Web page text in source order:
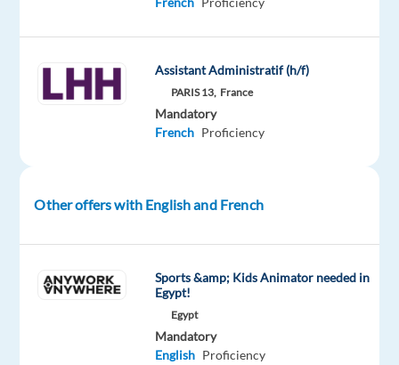
et
évaluation
recherche
conseiller
H/F
à
Assistant Administratif (h/f)
PARIS 13, France
Mandatory
French Proficiency
Other offers with English and French
Sports &amp; Kids Animator needed in
Egypt!
Egypt
Mandatory
English Proficiency